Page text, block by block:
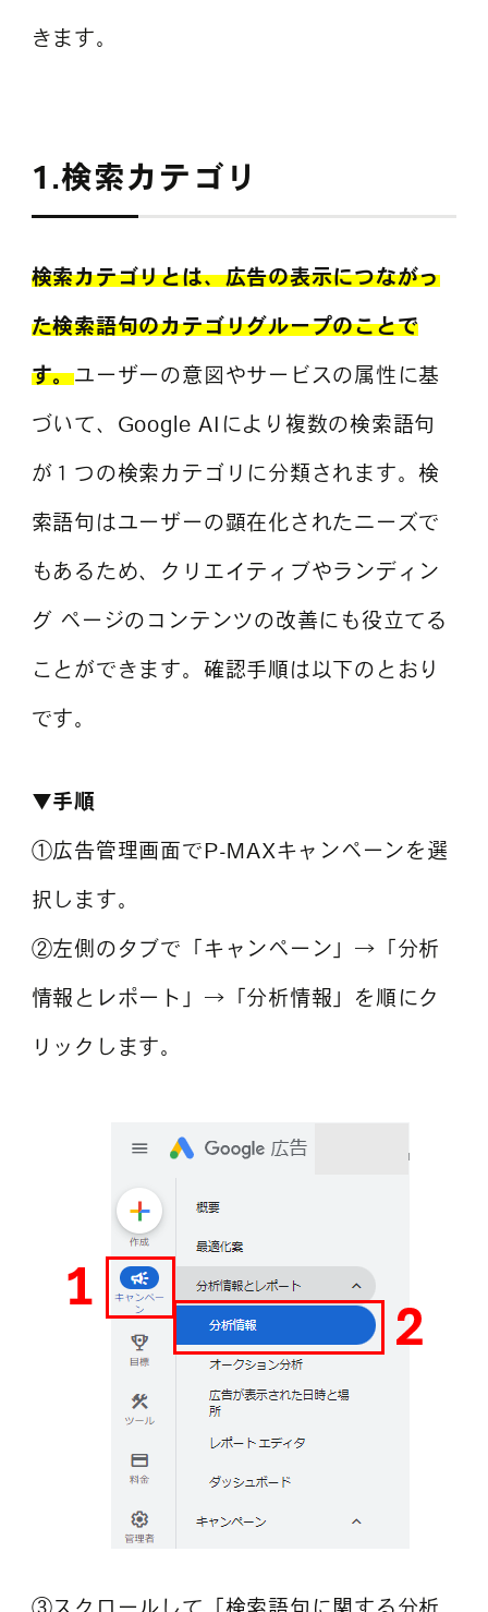
きます。
1.検索カテゴリ
検索カテゴリとは、広告の表示につながっ
た検索語句のカテゴリグループのことで
す。ユーザーの意図やサービスの属性に基
づいて、Google AIにより複数の検索語句
が１つの検索カテゴリに分類されます。検
索語句はユーザーの顕在化されたニーズで
もあるため、クリエイティブやランディン
グ ページのコンテンツの改善にも役立てる
ことができます。確認手順は以下のとおり
です。
▼手順
①広告管理画面でP-MAXキャンペーンを選
択します。
②左側のタブで「キャンペーン」→「分析
情報とレポート」→「分析情報」を順にク
リックします。
③スクロールして「検索語句に関する分析